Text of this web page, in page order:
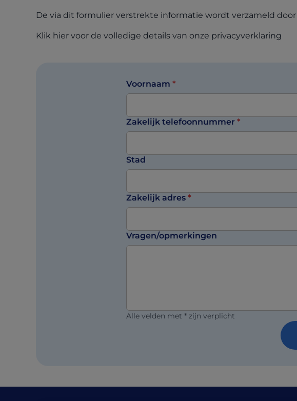
De via dit formulier verstrekte informatie wordt verzameld door
Klik hier voor de volledige details van onze privacyverklaring
Voornaam *
Zakelijk telefoonnummer *
Stad
Zakelijk adres *
Vragen/opmerkingen
Alle velden met * zijn verplicht